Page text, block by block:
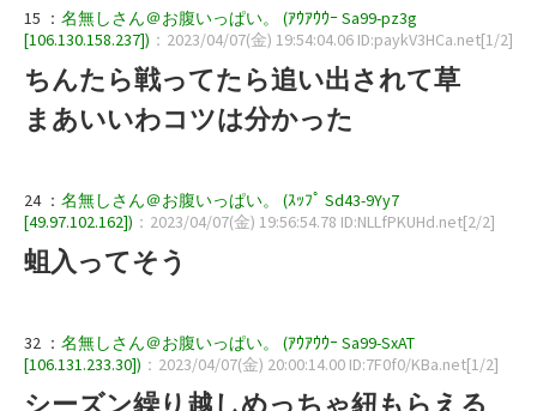
15 ： 名無しさん＠お腹いっぱい。 (ｱｳｱｳｳｰ Sa99-pz3g
[106.130.158.237]) ：2023/04/07(金) 19:54:04.06 ID:paykV3HCa.net[1/2]
ちんたら戦ってたら追い出されて草
まあいいわコツは分かった
24 ： 名無しさん＠お腹いっぱい。 (ｽｯﾌﾟ Sd43-9Yy7
[49.97.102.162]) ：2023/04/07(金) 19:56:54.78 ID:NLLfPKUHd.net[2/2]
蛆入ってそう
32 ： 名無しさん＠お腹いっぱい。 (ｱｳｱｳｳｰ Sa99-SxAT
[106.131.233.30]) ：2023/04/07(金) 20:00:14.00 ID:7F0f0/KBa.net[1/2]
シーズン繰り越しめっちゃ紐もらえる